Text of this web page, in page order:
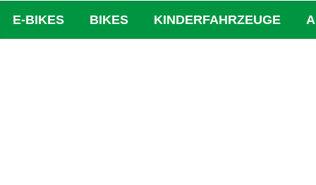
E-BIKES BIKES KINDERFAHRZEUGE